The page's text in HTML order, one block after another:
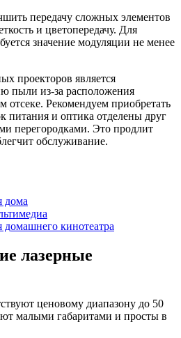
передачу сложных элементов
и цветопередачу. Для
значение модуляции не менее
проекторов является
пыли из-за расположения
отсеке. Рекомендуем приобретать
питания и оптика отделены друг
перегородками. Это продлит
обслуживание.
дома
кинотеатра
лазерные
ценовому диапазону до 50
малыми габаритами и просты в